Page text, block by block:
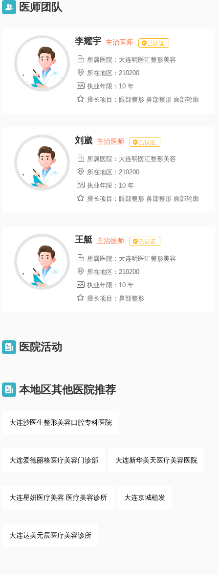
 医师团队
李耀宇 主治医师 已认证
 所属医院： 大连明医汇整形美容
 所在地区： 210200
 执业年限： 10 年
 擅长项目： 眼部整形 鼻部整形 面部轮廓
刘崴 主治医师 已认证
 所属医院： 大连明医汇整形美容
 所在地区： 210200
 执业年限： 10 年
 擅长项目： 眼部整形 鼻部整形 面部轮廓
王艇 主治医师 已认证
 所属医院： 大连明医汇整形美容
 所在地区： 210200
 执业年限： 10 年
 擅长项目： 鼻部整形
 医院活动
 本地区其他医院推荐
大连沙医生整形美容口腔专科医院
大连爱德丽格医疗美容门诊部 大连新华美天医疗美容医院
大连星妍医疗美容 医疗美容诊所 大连京城植发
大连达美元辰医疗美容诊所